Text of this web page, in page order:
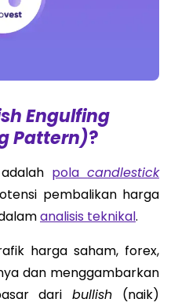
Engulfing
Pattern)?
polacandlestick
pembalikan harga
analisis teknikal.
harga saham, forex,
dan menggambarkan
daribullish (naik)